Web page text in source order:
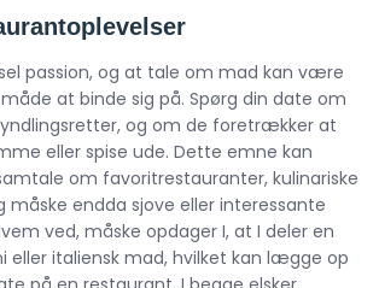
passion, og at tale om mad kan være
at binde sig på. Spørg din date om
og om de foretrækker at
eller spise ude. Dette emne kan
om favoritrestauranter, kulinariske
måske endda sjove eller interessante
ved, måske opdager I, at I deler en
eller italiensk mad, hvilket kan lægge op